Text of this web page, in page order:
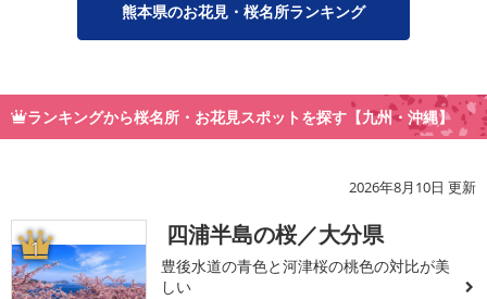
熊本県のお花見・桜名所ランキング
ランキングから桜名所・お花見スポットを探す【九州・沖縄】
2026年8月10日 更新
1 四浦半島の桜／大分県
豊後水道の青色と河津桜の桃色の対比が美
しい